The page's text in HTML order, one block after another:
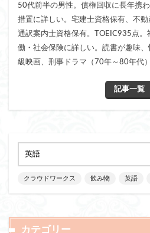
50代前半の男性。債権回収に長年携
措置に詳しい。宅建士資格保有、不
通訳案内士資格保有。TOEIC935点
働・社会保険に詳しい。読書が趣味
級映画、刑事ドラマ（70年～80年代）
記事一覧
クラウドワークス 飲み物 英語
カテゴリー